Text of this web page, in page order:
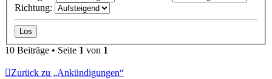
Richtung:
10 Beiträge • Seite 1 von 1
Zurück zu „Ankündigungen“